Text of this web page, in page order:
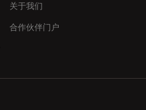
关于我们
合作伙伴门户